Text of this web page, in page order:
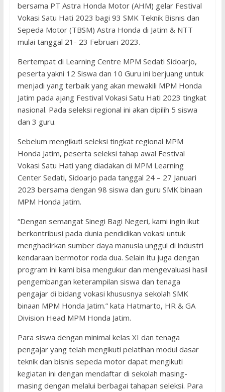
bersama PT Astra Honda Motor (AHM) gelar Festival
Vokasi Satu Hati 2023 bagi 93 SMK Teknik Bisnis dan
Sepeda Motor (TBSM) Astra Honda di Jatim & NTT
mulai tanggal 21- 23 Februari 2023.
Bertempat di Learning Centre MPM Sedati Sidoarjo,
peserta yakni 12 Siswa dan 10 Guru ini berjuang untuk
menjadi yang terbaik yang akan mewakili MPM Honda
Jatim pada ajang Festival Vokasi Satu Hati 2023 tingkat
nasional. Pada seleksi regional ini akan dipilih 5 siswa
dan 3 guru.
Sebelum mengikuti seleksi tingkat regional MPM
Honda Jatim, peserta seleksi tahap awal Festival
Vokasi Satu Hati yang diadakan di MPM Learning
Center Sedati, Sidoarjo pada tanggal 24 – 27 Januari
2023 bersama dengan 98 siswa dan guru SMK binaan
MPM Honda Jatim.
“Dengan semangat Sinegi Bagi Negeri, kami ingin ikut
berkontribusi pada dunia pendidikan vokasi untuk
menghadirkan sumber daya manusia unggul di industri
kendaraan bermotor roda dua. Selain itu juga dengan
program ini kami bisa mengukur dan mengevaluasi hasil
pengembangan keterampilan siswa dan tenaga
pengajar di bidang vokasi khususnya sekolah SMK
binaan MPM Honda Jatim.” kata Hatmarto, HR & GA
Division Head MPM Honda Jatim.
Para siswa dengan minimal kelas XI dan tenaga
pengajar yang telah mengikuti pelatihan modul dasar
teknik dan bisnis sepeda motor dapat mengikuti
kegiatan ini dengan mendaftar di sekolah masing-
masing dengan melalui berbagai tahapan seleksi. Para